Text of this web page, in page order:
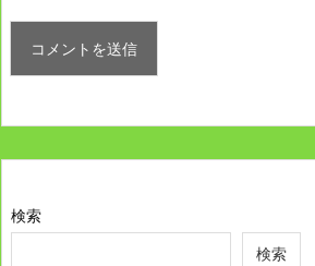
検索
検索